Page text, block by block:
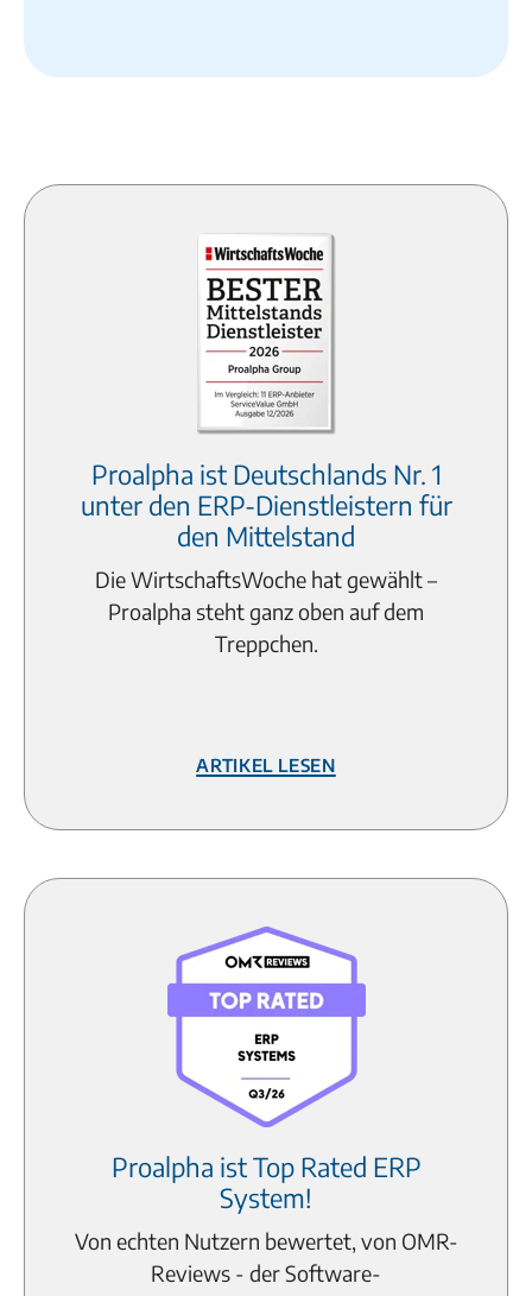
Proalpha ist Deutschlands Nr. 1
unter den ERP-Dienstleistern für
den Mittelstand
Die WirtschaftsWoche hat gewählt –
Proalpha steht ganz oben auf dem
Treppchen.
Artikel lesen
Proalpha ist Top Rated ERP
System!
Von echten Nutzern bewertet, von OMR-
Reviews - der Software-